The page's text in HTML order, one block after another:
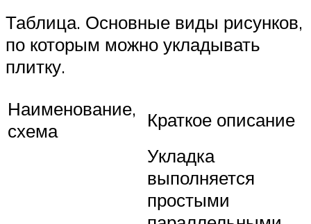
Таблица. Основные виды рисунков,
по которым можно укладывать
плитку.
Наименование,
схема
Краткое описание
Укладка
выполняется
простыми